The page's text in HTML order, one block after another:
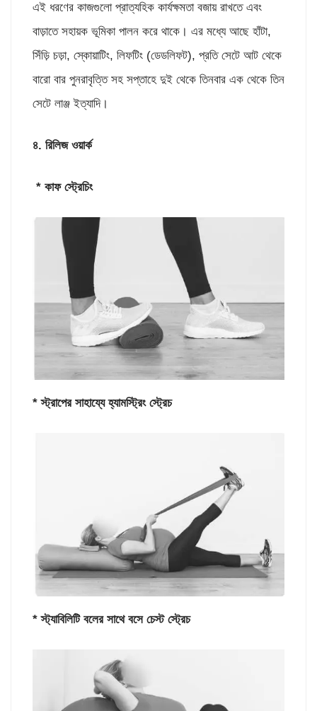
এই ধরণের কাজগুলো প্রাত্যহিক কার্যক্ষমতা বজায় রাখতে এবং
বাড়াতে সহায়ক ভূমিকা পালন করে থাকে। এর মধ্যে আছে হাঁটা,
সিঁড়ি চড়া, স্কোয়াটিং, লিফটিং (ডেডলিফট), প্রতি সেটে আট থেকে
বারো বার পুনরাবৃত্তি সহ সপ্তাহে দুই থেকে তিনবার এক থেকে তিন
সেটে লাঞ্জ ইত্যাদি।
৪. রিলিজ ওয়ার্ক
* কাফ স্ট্রেচিং
* স্ট্রাপের সাহায্যে হ্যামস্ট্রিং স্ট্রেচ
* স্ট্যাবিলিটি বলের সাথে বসে চেস্ট স্ট্রেচ